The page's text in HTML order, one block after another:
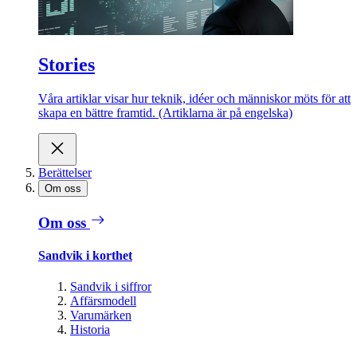
Stories
Våra artiklar visar hur teknik, idéer och människor möts för att
skapa en bättre framtid. (Artiklarna är på engelska)
Berättelser
Om oss
Om oss
Sandvik i korthet
Sandvik i siffror
Affärsmodell
Varumärken
Historia